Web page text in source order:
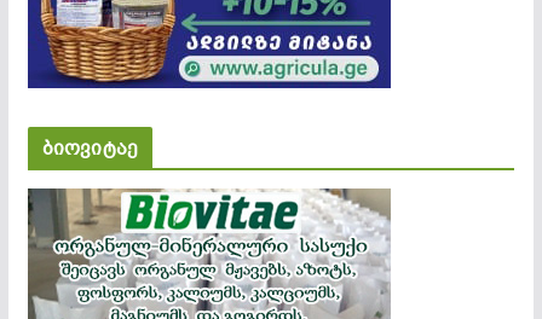
ბიოვიტაე